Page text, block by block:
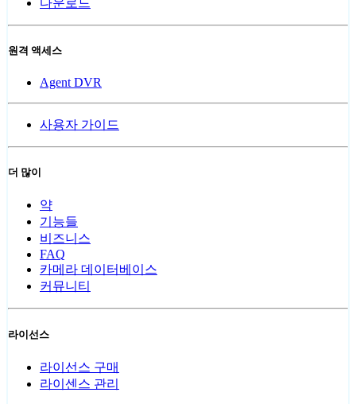
원격 액세스
Agent DVR
사용자 가이드
더 많이
약
기능들
비즈니스
FAQ
카메라 데이터베이스
커뮤니티
라이선스
라이선스 구매
라이센스 관리